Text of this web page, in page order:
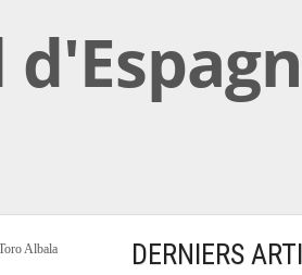
Albala
DERNIERS